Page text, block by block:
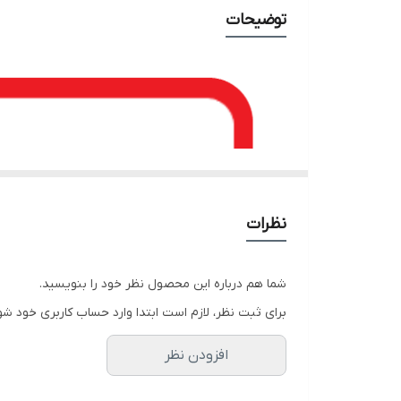
توضیحات
نظرات
شما هم درباره این محصول نظر خود را بنویسید.
برای ثبت نظر، لازم است ابتدا وارد حساب کاربری خود
افزودن نظر